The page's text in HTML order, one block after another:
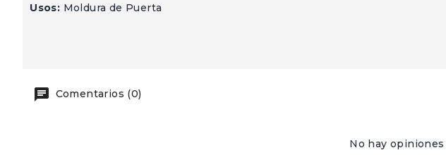
Usos: Moldura de Puerta
Comentarios (0)
No hay